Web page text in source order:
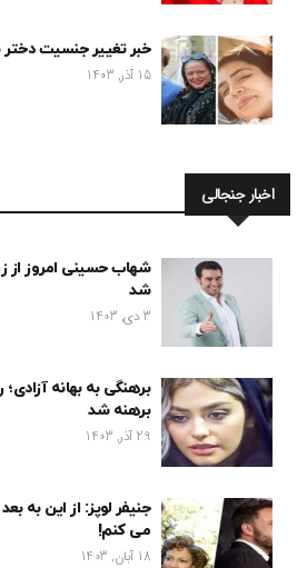
خبر تغییر جنسیت دختر
15 آذر, 1403
اخبار جنجالی
شهاب حسینی امروز
شد
3 دی, 1403
برهنگی به بهانه آزادی؛
برهنه شد
29 آذر, 1403
جنیفر لوپز: از این به
می کنم!
18 آبان, 1403